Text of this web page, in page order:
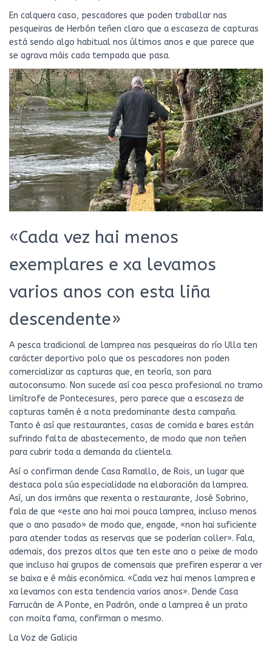
En calquera caso, pescadores que poden traballar nas
pesqueiras de Herbón teñen claro que a escaseza de capturas
está sendo algo habitual nos últimos anos e que parece que
se agrava máis cada tempada que pasa.
«Cada vez hai menos
exemplares e xa levamos
varios anos con esta liña
descendente»
A pesca tradicional de lamprea nas pesqueiras do río Ulla ten
carácter deportivo polo que os pescadores non poden
comercializar as capturas que, en teoría, son para
autoconsumo. Non sucede así coa pesca profesional no tramo
limítrofe de Pontecesures, pero parece que a escaseza de
capturas tamén é a nota predominante desta campaña.
Tanto é así que restaurantes, casas de comida e bares están
sufrindo falta de abastecemento, de modo que non teñen
para cubrir toda a demanda da clientela.
Así o confirman dende Casa Ramallo, de Rois, un lugar que
destaca pola súa especialidade na elaboración da lamprea.
Así, un dos irmáns que rexenta o restaurante, José Sobrino,
fala de que «este ano hai moi pouca lamprea, incluso menos
que o ano pasado» de modo que, engade, «non hai suficiente
para atender todas as reservas que se poderían coller». Fala,
ademais, dos prezos altos que ten este ano o peixe de modo
que incluso hai grupos de comensais que prefiren esperar a ver
se baixa e é máis económica. «Cada vez hai menos lamprea e
xa levamos con esta tendencia varios anos». Dende Casa
Farrucán de A Ponte, en Padrón, onde a lamprea é un prato
con moita fama, confirman o mesmo.
La Voz de Galicia